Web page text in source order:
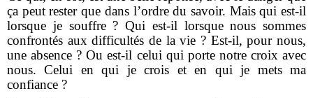
ça peut rester que dans l’ordre du savoir. Mais qui est-il
lorsque je souffre ? Qui est-il lorsque nous sommes
confrontés aux difficultés de la vie ? Est-il, pour nous,
une absence ? Ou est-il celui qui porte notre croix avec
nous. Celui en qui je crois et en qui je mets ma
confiance ?